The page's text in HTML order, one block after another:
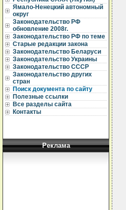
Ямало-Ненецкий автономный
округ
Законодательство РФ
обновление 2008г.
Законодательство РФ по теме
Старые редакции закона
Законодательство Беларуси
Законодательство Украины
Законодательство СССР
Законодательство других
стран
Поиск документа по сайту
Полезные ссылки
Все разделы сайта
Контакты
Реклама